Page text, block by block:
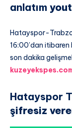
anlatım
Hatayspor-
16:00’dan
son dakika
Hatayspor
şifresiz